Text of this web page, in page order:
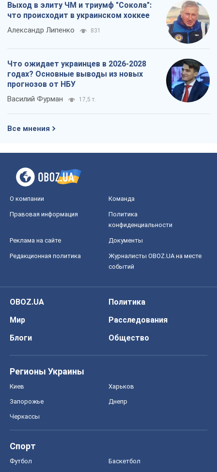
Выход в элиту ЧМ и триумф "Сокола":
что происходит в украинском хоккее
Александр Липенко 831
Что ожидает украинцев в 2026-2028
годах? Основные выводы из новых
прогнозов от НБУ
Василий Фурман 17,5 т.
Все мнения
О компании Команда
Правовая информация
Политика
конфиденциальности
Реклама на сайте Документы
Редакционная политика
Журналисты OBOZ.UA на месте
событий
OBOZ.UA
Политика
Мир
Расследования
Блоги
Общество
Регионы Украины
Киев Харьков
Запорожье Днепр
Черкассы
Спорт
Футбол Баскетбол